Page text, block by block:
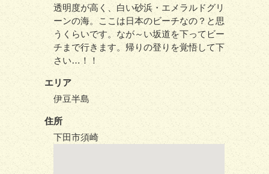
透明度が高く、白い砂浜・エメラルドグリ
ーンの海。ここは日本のビーチなの？と思
うくらいです。なが～い坂道を下ってビー
チまで行きます。帰りの登りを覚悟して下
さい…！！
エリア
伊豆半島
住所
下田市須崎